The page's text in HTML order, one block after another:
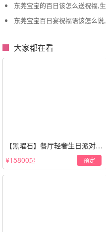
东莞宝宝的百日该怎么送祝福,
东莞宝宝百日宴祝福语该怎么
大家都在看
【黑曜石】餐厅轻奢生日派对策
划·黑金风格
¥15800起 预定